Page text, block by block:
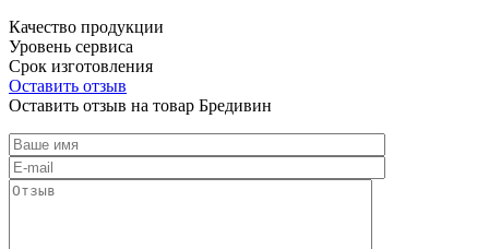
Качество продукции
Уровень сервиса
Срок изготовления
Оставить отзыв
Оставить отзыв на товар Бредивин